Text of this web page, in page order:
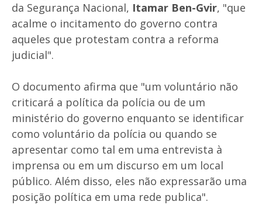
da Segurança Nacional, Itamar Ben-Gvir, "que
acalme o incitamento do governo contra
aqueles que protestam contra a reforma
judicial".
O documento afirma que "um voluntário não
criticará a política da polícia ou de um
ministério do governo enquanto se identificar
como voluntário da polícia ou quando se
apresentar como tal em uma entrevista à
imprensa ou em um discurso em um local
público. Além disso, eles não expressarão uma
posição política em uma rede publica".